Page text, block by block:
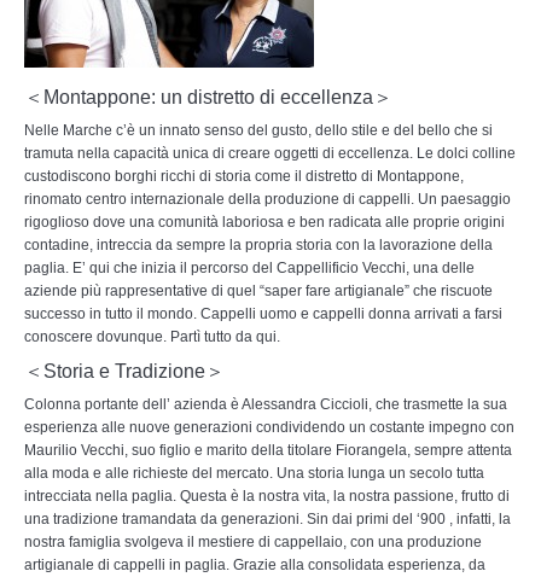
＜Montappone: un distretto di eccellenza＞
Nelle Marche c’è un innato senso del gusto, dello stile e del bello che si
tramuta nella capacità unica di creare oggetti di eccellenza. Le dolci colline
custodiscono borghi ricchi di storia come il distretto di Montappone,
rinomato centro internazionale della produzione di cappelli. Un paesaggio
rigoglioso dove una comunità laboriosa e ben radicata alle proprie origini
contadine, intreccia da sempre la propria storia con la lavorazione della
paglia. E’ qui che inizia il percorso del Cappellificio Vecchi, una delle
aziende più rappresentative di quel “saper fare artigianale” che riscuote
successo in tutto il mondo. Cappelli uomo e cappelli donna arrivati a farsi
conoscere dovunque. Partì tutto da qui.
＜Storia e Tradizione＞
Colonna portante dell’ azienda è Alessandra Ciccioli, che trasmette la sua
esperienza alle nuove generazioni condividendo un costante impegno con
Maurilio Vecchi, suo figlio e marito della titolare Fiorangela, sempre attenta
alla moda e alle richieste del mercato Una storia lunga un secolo tutta
intrecciata nella paglia. Questa è la nostra vita la nostra passione, frutto di
una tradizione tramandata da generazioni Sin dai primi del ‘900
infatti, la
nostra famiglia svolgeva il mestiere di cappellaio con una produzione
artigianale di cappelli in paglia. Grazie alla consolidata esperienza, da